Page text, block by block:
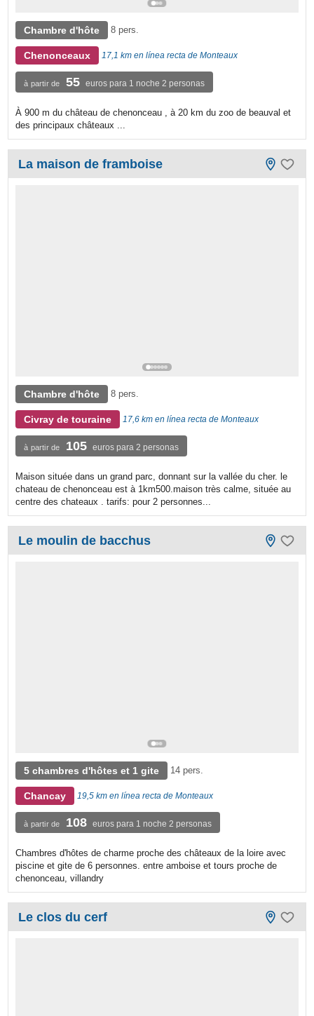
Chambre d'hôte 8 pers.
Chenonceaux 17,1 km en línea recta de Monteaux
à partir de 55 euros para 1 noche 2 personas
À 900 m du château de chenonceau , à 20 km du zoo de beauval et
des principaux châteaux ...
La maison de framboise
Chambre d'hôte 8 pers.
Civray de touraine 17,6 km en línea recta de Monteaux
à partir de 105 euros para 2 personas
Maison située dans un grand parc, donnant sur la vallée du cher. le
chateau de chenonceau est à 1km500.maison très calme, située au
centre des chateaux . tarifs: pour 2 personnes...
Le moulin de bacchus
5 chambres d'hôtes et 1 gite 14 pers.
Chancay 19,5 km en línea recta de Monteaux
à partir de 108 euros para 1 noche 2 personas
Chambres d'hôtes de charme proche des châteaux de la loire avec
piscine et gite de 6 personnes. entre amboise et tours proche de
chenonceau, villandry
Le clos du cerf